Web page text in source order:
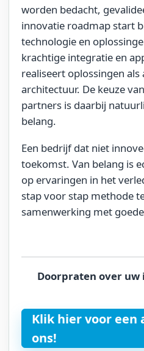
worden bedacht,
innovatie roadmap start
technologie en
krachtige integratie en
realiseert oplossingen
architectuur. De keuze
partners is daarbij
belang.
Een bedrijf dat niet
toekomst. Van belang is
op ervaringen in het
stap voor stap methode
samenwerking met
Doorpraten over uw
Klik hier voor een
ons!